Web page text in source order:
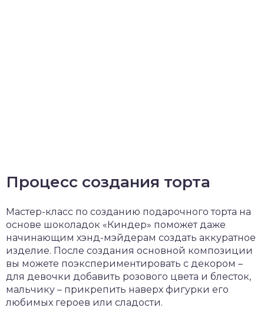
Процесс создания торта
Мастер-класс по созданию подарочного торта на
основе шоколадок «Киндер» поможет даже
начинающим хэнд-мэйдерам создать аккуратное
изделие. После создания основной композиции
вы можете поэкспериментировать с декором –
для девочки добавить розового цвета и блесток,
мальчику – прикрепить наверх фигурки его
любимых героев или сладости.